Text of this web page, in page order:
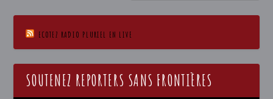
ECOTEZ RADIO PLURIEL EN LIVE
SOUTENEZ REPORTERS SANS FRONTIÈRES